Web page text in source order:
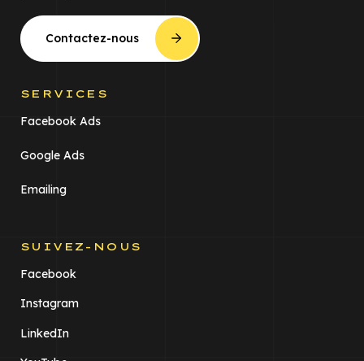
Contactez-nous
SERVICES
Facebook Ads
Google Ads
Emailing
SUIVEZ-NOUS
Facebook
Instagram
LinkedIn